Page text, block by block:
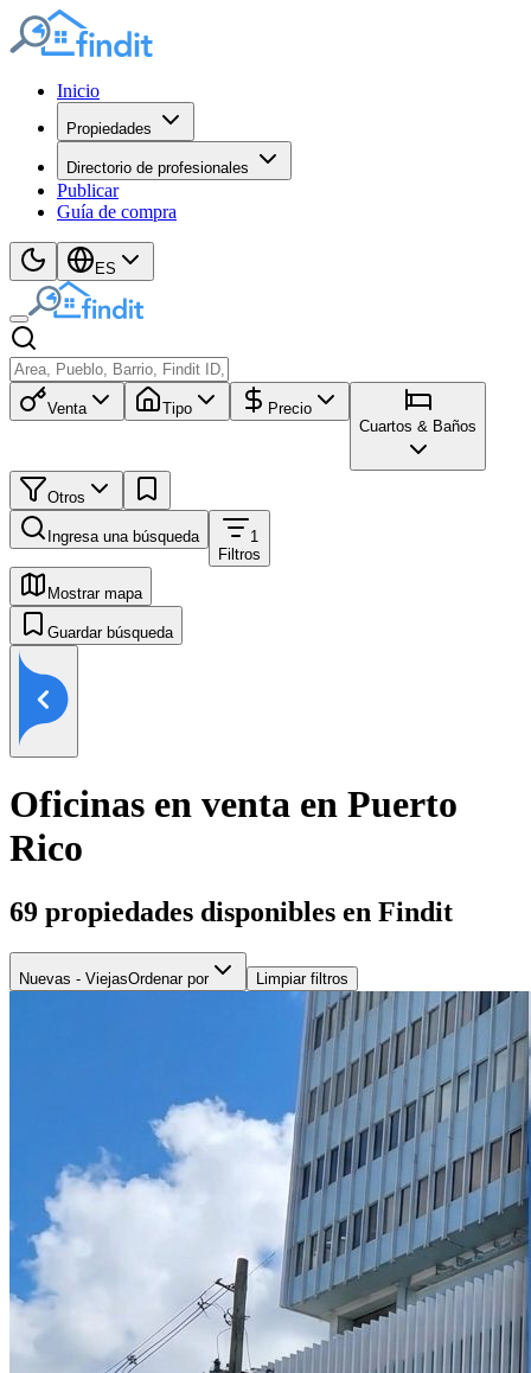
Inicio
Propiedades
Directorio de profesionales
Publicar
Guía de compra
ES
Venta Tipo
Precio
Cuartos & Baños
Otros
Ingresa una búsqueda
1
Filtros
Mostrar mapa
Guardar búsqueda
Oficinas en venta en Puerto
Rico
69 propiedades disponibles en Findit
Nuevas - ViejasOrdenar por Limpiar filtros